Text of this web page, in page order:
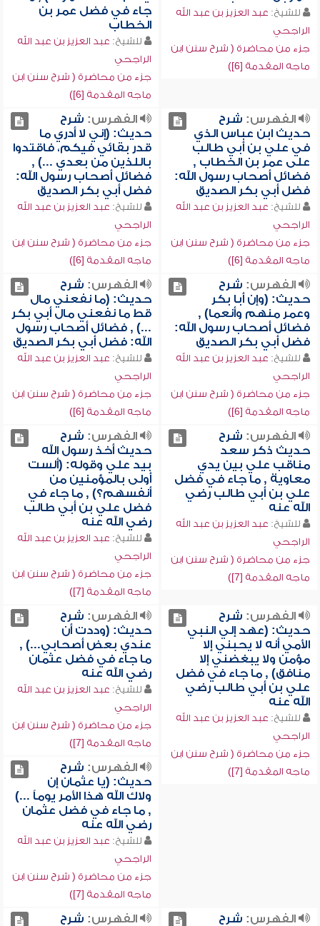
للشيخ: عبد العزيز بن عبد الله
الراجحي
جزء من محاضرة ( شرح سنن ابن
ماجه المقدمة [6])
جاء في فضل عمر بن
الخطاب
للشيخ: عبد العزيز بن عبد الله
الراجحي
جزء من محاضرة ( شرح سنن ابن
ماجه المقدمة [6])
الفهرس: شرح
حديث ابن عباس الذي
في علي بن أبي طالب
على عمر بن الخطاب ,
فضائل أصحاب رسول الله:
فضل أبي بكر الصديق
للشيخ: عبد العزيز بن عبد الله
الراجحي
جزء من محاضرة ( شرح سنن ابن
ماجه المقدمة [6])
الفهرس: شرح
حديث: (إني لا أدري ما
قدر بقائي فيكم، فاقتدوا
باللذين من بعدي ...) ,
فضائل أصحاب رسول الله:
فضل أبي بكر الصديق
للشيخ: عبد العزيز بن عبد الله
الراجحي
جزء من محاضرة ( شرح سنن ابن
ماجه المقدمة [6])
الفهرس: شرح
حديث: (وإن أبا بكر
وعمر منهم وأنعما) ,
فضائل أصحاب رسول الله:
فضل أبي بكر الصديق
للشيخ: عبد العزيز بن عبد الله
الراجحي
جزء من محاضرة ( شرح سنن ابن
ماجه المقدمة [6])
الفهرس: شرح
حديث: (ما نفعني مال
قط ما نفعني مال أبي بكر
...) , فضائل أصحاب رسول
الله: فضل أبي بكر الصديق
للشيخ: عبد العزيز بن عبد الله
الراجحي
جزء من محاضرة ( شرح سنن ابن
ماجه المقدمة [6])
الفهرس: شرح
حديث ذكر سعد
مناقب علي بين يدي
معاوية , ما جاء في فضل
علي بن أبي طالب رضي
الله عنه
للشيخ: عبد العزيز بن عبد الله
الراجحي
جزء من محاضرة ( شرح سنن ابن
ماجه المقدمة [7])
الفهرس: شرح
حديث أخذ رسول الله
بيد علي وقوله: (ألست
أولى بالمؤمنين من
أنفسهم؟) , ما جاء في
فضل علي بن أبي طالب
رضي الله عنه
للشيخ: عبد العزيز بن عبد الله
الراجحي
جزء من محاضرة ( شرح سنن ابن
ماجه المقدمة [7])
الفهرس: شرح
حديث: (عهد إلي النبي
الأمي أنه لا يحبني إلا
مؤمن ولا يبغضني إلا
منافق) , ما جاء في فضل
علي بن أبي طالب رضي
الله عنه
للشيخ: عبد العزيز بن عبد الله
الراجحي
جزء من محاضرة ( شرح سنن ابن
ماجه المقدمة [7])
الفهرس: شرح
حديث: (وددت أن
عندي بعض أصحابي...) ,
ما جاء في فضل عثمان
رضي الله عنه
للشيخ: عبد العزيز بن عبد الله
الراجحي
جزء من محاضرة ( شرح سنن ابن
ماجه المقدمة [7])
الفهرس: شرح
حديث: (يا عثمان إن
ولاك الله هذا الأمر يوماً ...)
, ما جاء في فضل عثمان
رضي الله عنه
للشيخ: عبد العزيز بن عبد الله
الراجحي
جزء من محاضرة ( شرح سنن ابن
ماجه المقدمة [7])
الفهرس: شرح
الفهرس: شرح